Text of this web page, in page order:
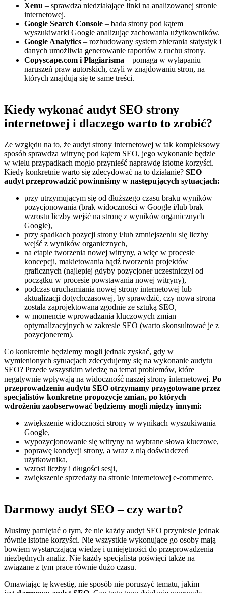
Xenu – sprawdza niedziałające linki na analizowanej stronie
internetowej.
Google Search Console – bada strony pod kątem
wyszukiwarki Google analizując zachowania użytkowników.
Google Analytics – rozbudowany system zbierania statystyk i
danych umożliwia generowanie raportów z ruchu strony.
Copyscape.com i Plagiarisma – pomaga w wyłapaniu
naruszeń praw autorskich, czyli w znajdowaniu stron, na
których znajdują się te same treści.
Kiedy wykonać audyt SEO strony
internetowej i dlaczego warto to zrobić?
Ze względu na to, że audyt strony internetowej w tak kompleksowy
sposób sprawdza witrynę pod kątem SEO, jego wykonanie będzie
w wielu przypadkach mogło przynieść naprawdę istotne korzyści.
Kiedy konkretnie warto się zdecydować na to działanie? SEO
audyt przeprowadzić powinniśmy w następujących sytuacjach:
przy utrzymującym się od dłuższego czasu braku wyników
pozycjonowania (brak widoczności w Google i/lub brak
wzrostu liczby wejść na stronę z wyników organicznych
Google),
przy spadkach pozycji strony i/lub zmniejszeniu się liczby
wejść z wyników organicznych,
na etapie tworzenia nowej witryny, a więc w procesie
koncepcji, makietowania bądź tworzenia projektów
graficznych (najlepiej gdyby pozycjoner uczestniczył od
początku w procesie powstawania nowej witryny),
podczas uruchamiania nowej strony internetowej lub
aktualizacji dotychczasowej, by sprawdzić, czy nowa strona
została zaprojektowana zgodnie ze sztuką SEO,
w momencie wprowadzania kluczowych zmian
optymalizacyjnych w zakresie SEO (warto skonsultować je z
pozycjonerem).
Co konkretnie będziemy mogli jednak zyskać, gdy w
wymienionych sytuacjach zdecydujemy się na wykonanie audytu
SEO? Przede wszystkim wiedzę na temat problemów, które
negatywnie wpływają na widoczność naszej strony internetowej. Po
przeprowadzeniu audytu SEO otrzymamy przygotowane przez
specjalistów konkretne propozycje zmian, po których
wdrożeniu zaobserwować będziemy mogli między innymi:
zwiększenie widoczności strony w wynikach wyszukiwania
Google,
wypozycjonowanie się witryny na wybrane słowa kluczowe,
poprawę kondycji strony, a wraz z nią doświadczeń
użytkownika,
wzrost liczby i długości sesji,
zwiększenie sprzedaży na stronie internetowej e-commerce.
Darmowy audyt SEO – czy warto?
Musimy pamiętać o tym, że nie każdy audyt SEO przyniesie jednak
równie istotne korzyści. Nie wszystkie wykonujące go osoby mają
bowiem wystarczającą wiedzę i umiejętności do przeprowadzenia
niezbędnych analiz. Nie każdy specjalista poświęci także na
związane z tym prace równie dużo czasu.
Omawiając tę kwestię, nie sposób nie poruszyć tematu, jakim